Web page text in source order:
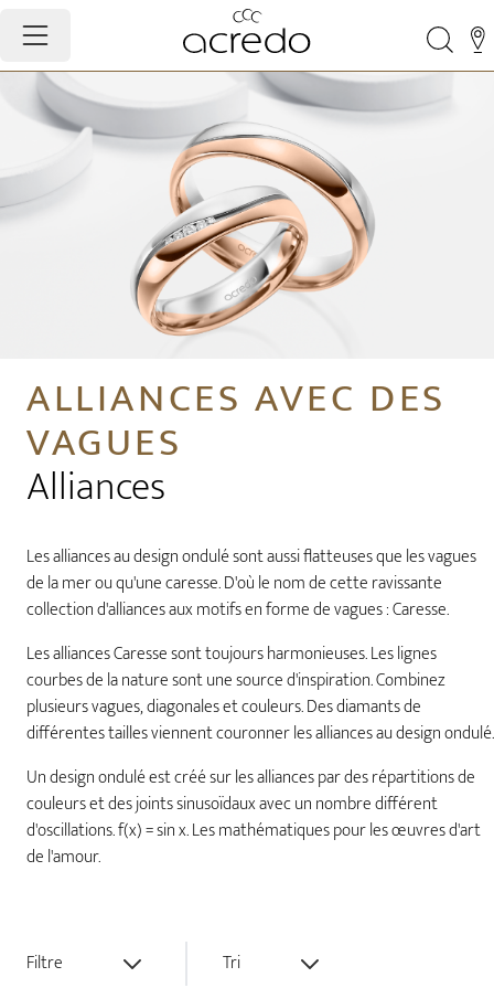
ALLIANCES AVEC DES
VAGUES
Alliances
Les alliances au design ondulé sont aussi flatteuses que les vagues
de la mer ou qu'une caresse. D'où le nom de cette ravissante
collection d'alliances aux motifs en forme de vagues : Caresse.
Les alliances Caresse sont toujours harmonieuses. Les lignes
courbes de la nature sont une source d'inspiration. Combinez
plusieurs vagues, diagonales et couleurs. Des diamants de
différentes tailles viennent couronner les alliances au design ondulé.
Un design ondulé est créé sur les alliances par des répartitions de
couleurs et des joints sinusoïdaux avec un nombre différent
d'oscillations. f(x) = sin x. Les mathématiques pour les œuvres d'art
de l'amour.
Filtre Tri